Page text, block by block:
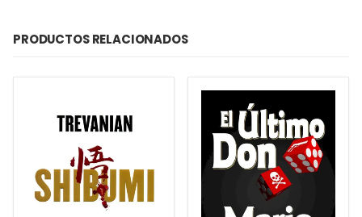
PRODUCTOS RELACIONADOS